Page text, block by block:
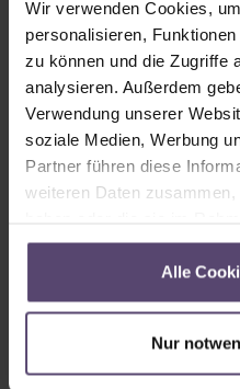
Wir verwenden Cookies,
personalisieren,
zu können und die Zugriffe
analysieren. Außerdem
Verwendung unserer
soziale Medien, Werbung
Partner führen diese
weiteren Daten
gesammelt haben.
Alle
Nur
Seitenführung
Ja